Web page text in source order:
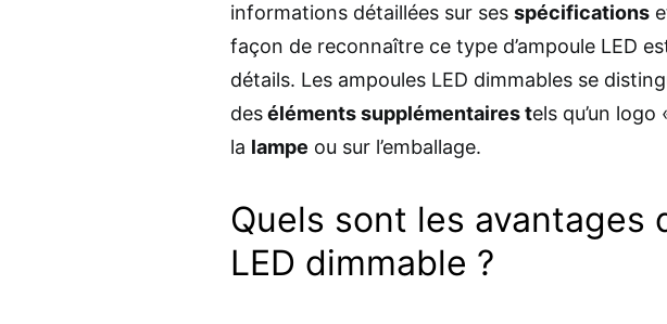
informations détaillées sur ses spécifications
façon de reconnaître ce type d’ampoule LED
détails. Les ampoules LED dimmables se
deséléments supplémentaires tels qu’un
la lampe ou sur l’emballage.
Quels sont les avantages
LED dimmable ?